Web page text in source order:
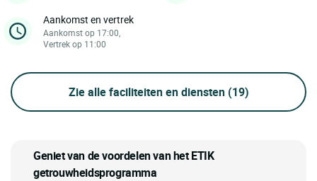
Aankomst en vertrek
Aankomst op 17:00,
Vertrek op 11:00
Zie alle faciliteiten en diensten (19)
Geniet van de voordelen van het ETIK
getrouwheidsprogramma